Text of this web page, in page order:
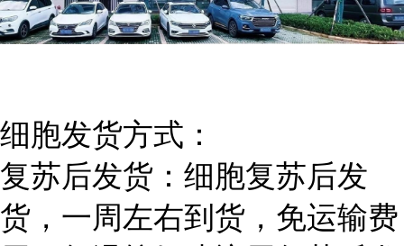
细胞发货方式：
复苏后发货：细胞复苏后发
货，一周左右到货，免运输费